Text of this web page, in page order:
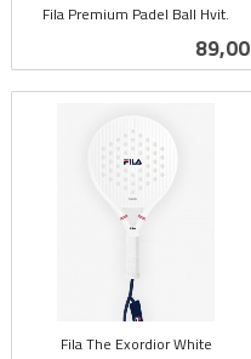
Fila Premium Padel Ball Hvit.
Pris
89,00
Fila The Exordior White